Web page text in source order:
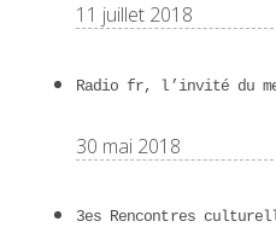
11 juillet 2018
Radio fr, l’invité du
30 mai 2018
3es Rencontres